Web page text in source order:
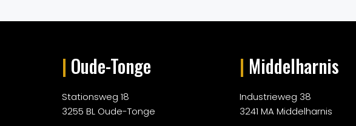
| Oude-Tonge
Stationsweg 18
3255 BL Oude-Tonge
| Middelharnis
Industrieweg 38
3241 MA Middelharnis